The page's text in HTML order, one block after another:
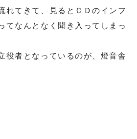
れてきて、見るとＣＤのインフ
てなんとなく聞き入ってしまっ
者となっているのが、燈音舎